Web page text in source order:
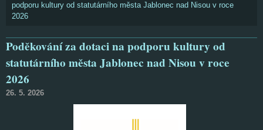
podporu kultury od statutárního města Jablonec nad Nisou v roce
2026
Poděkování za dotaci na podporu kultury od
statutárního města Jablonec nad Nisou v roce
2026
26. 5. 2026